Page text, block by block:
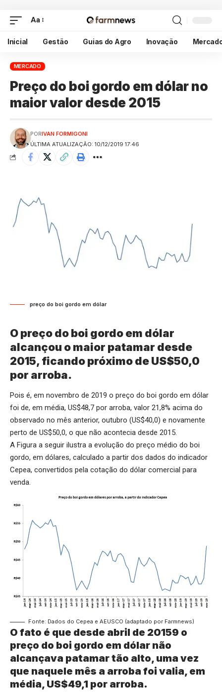
Aa
Inicial Gestão Guias do Agro Inovação
MERCADO
Preço do boi gordo em dólar no
maior valor desde 2015
ÚLTIMA ATUALIZAÇÃO: 10/12/2019 17:46
PORIVAN FORMIGONI
preço do boi gordo em dólar
O preço do boi gordo em dólar
alcançou o maior patamar desde
2015, ficando próximo de US$50,0
por arroba.
Pois é, em novembro de 2019 o preço do boi gordo em dólar
foi de, em média, US$48,7 por arroba, valor 21,8% acima do
observado no mês anterior, outubro (US$40,0) e novamente
perto de US$50,0, o que não acontecia desde 2015.
A Figura a seguir ilustra a evolução do preço médio do boi
gordo, em dólares, calculado a partir dos dados do indicador
Cepea, convertidos pela cotação do dólar comercial para
venda.
Fonte: Dados do Cepea e AEUSCO (adaptado por Farmnews)
O fato é que desde abril de 20159 o
preço do boi gordo em dólar não
alcançava patamar tão alto, uma vez
que naquele mês a arroba foi valia, em
média, US$49,1 por arroba.